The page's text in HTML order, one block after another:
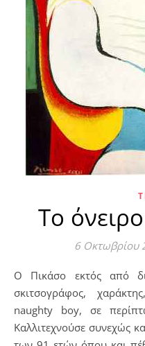
Το
6 Οκτωβρίου
Ο Πικάσο εκτός από διάσημος ζωγράφος ήταν και
σκιτσογράφος,
naughty boy, σε
Καλλιτεχνούσε συνεχώς